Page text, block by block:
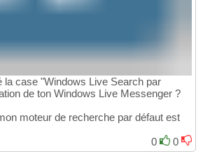
la case "Windows Live Search par
de ton Windows Live Messenger ?
moteur de recherche par défaut est
0
0